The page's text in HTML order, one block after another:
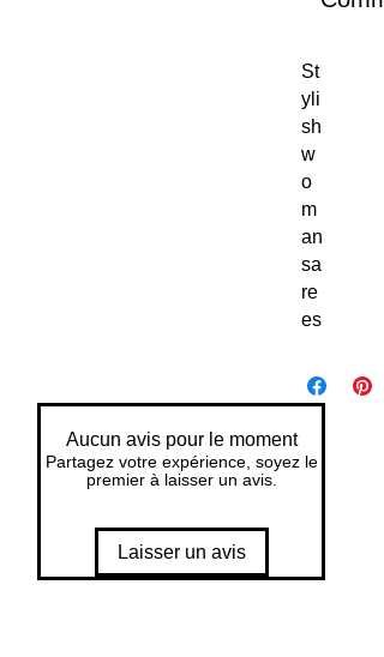
St
yli
sh
w
o
m
an
sa
re
Aucun avis pour le moment
Partagez votre expérience, soyez le
premier à laisser un avis.
Laisser un avis